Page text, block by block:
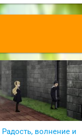
Радость, волнение и